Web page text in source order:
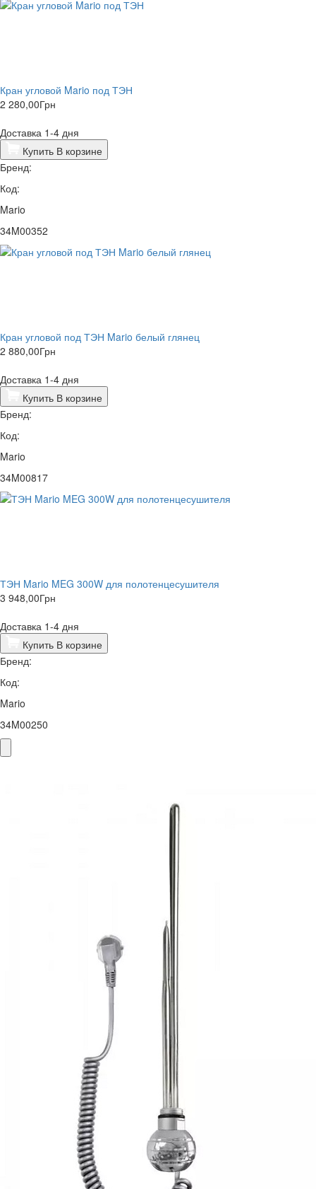
Кран угловой Mario под ТЭН
2 280,00Грн
Доставка 1-4 дня
Купить В корзине
Бренд:
Код:
Mario
34M00352
Кран угловой под ТЭН Mario белый глянец
2 880,00Грн
Доставка 1-4 дня
Купить В корзине
Бренд:
Код:
Mario
34M00817
ТЭН Mario MEG 300W для полотенцесушителя
3 948,00Грн
Доставка 1-4 дня
Купить В корзине
Бренд:
Код:
Mario
34M00250